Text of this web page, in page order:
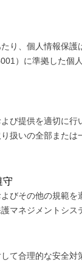
り、個人情報保
）に準拠した個
び提供を適切に
扱いの全部また
守
びその他の規範
マネジメントシス
て合理的な安全対